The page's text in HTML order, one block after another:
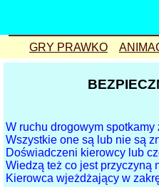
GRY PRAWKO
EGZAMIN
sygnalizacja
warunkowy
równorzędne
W ruchu drogowym spotkamy
Wszystkie one są lub nie są
Doświadczeni kierowcy lub
Wiedzą też co jest przyczyną
Kierowca wjeżdżający w